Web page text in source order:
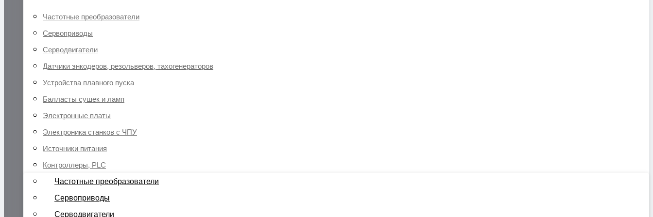
Частотные преобразователи
Сервоприводы
Серводвигатели
Датчики энкодеров, резольверов, тахогенераторов
Устройства плавного пуска
Балласты сушек и ламп
Электронные платы
Электроника станков с ЧПУ
Источники питания
Контроллеры, PLC
Частотные преобразователи
Сервоприводы
Серводвигатели